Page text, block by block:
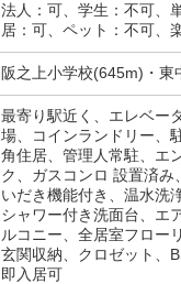
法人：可、学生：不可、
居：可、ペット：不可、
阪之上小学校(645m)・東
最寄り駅近く、エレベー
場、コインランドリー、
角住居、管理人常駐、エ
ク、ガスコンロ 設置済み
いだき機能付き、温水洗
シャワー付き洗面台、エ
ルコニー、全居室フロー
玄関収納、クロゼット、
即入居可